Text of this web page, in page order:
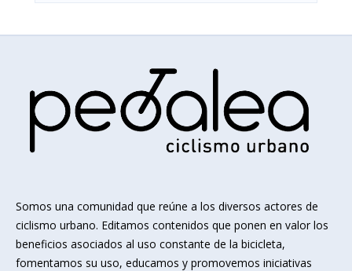
Somos una comunidad que reúne a los diversos actores de
ciclismo urbano. Editamos contenidos que ponen en valor los
beneficios asociados al uso constante de la bicicleta,
fomentamos su uso, educamos y promovemos iniciativas